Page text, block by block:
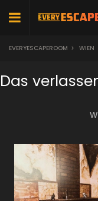
EVERYESCAPEROOM > WIEN
Das